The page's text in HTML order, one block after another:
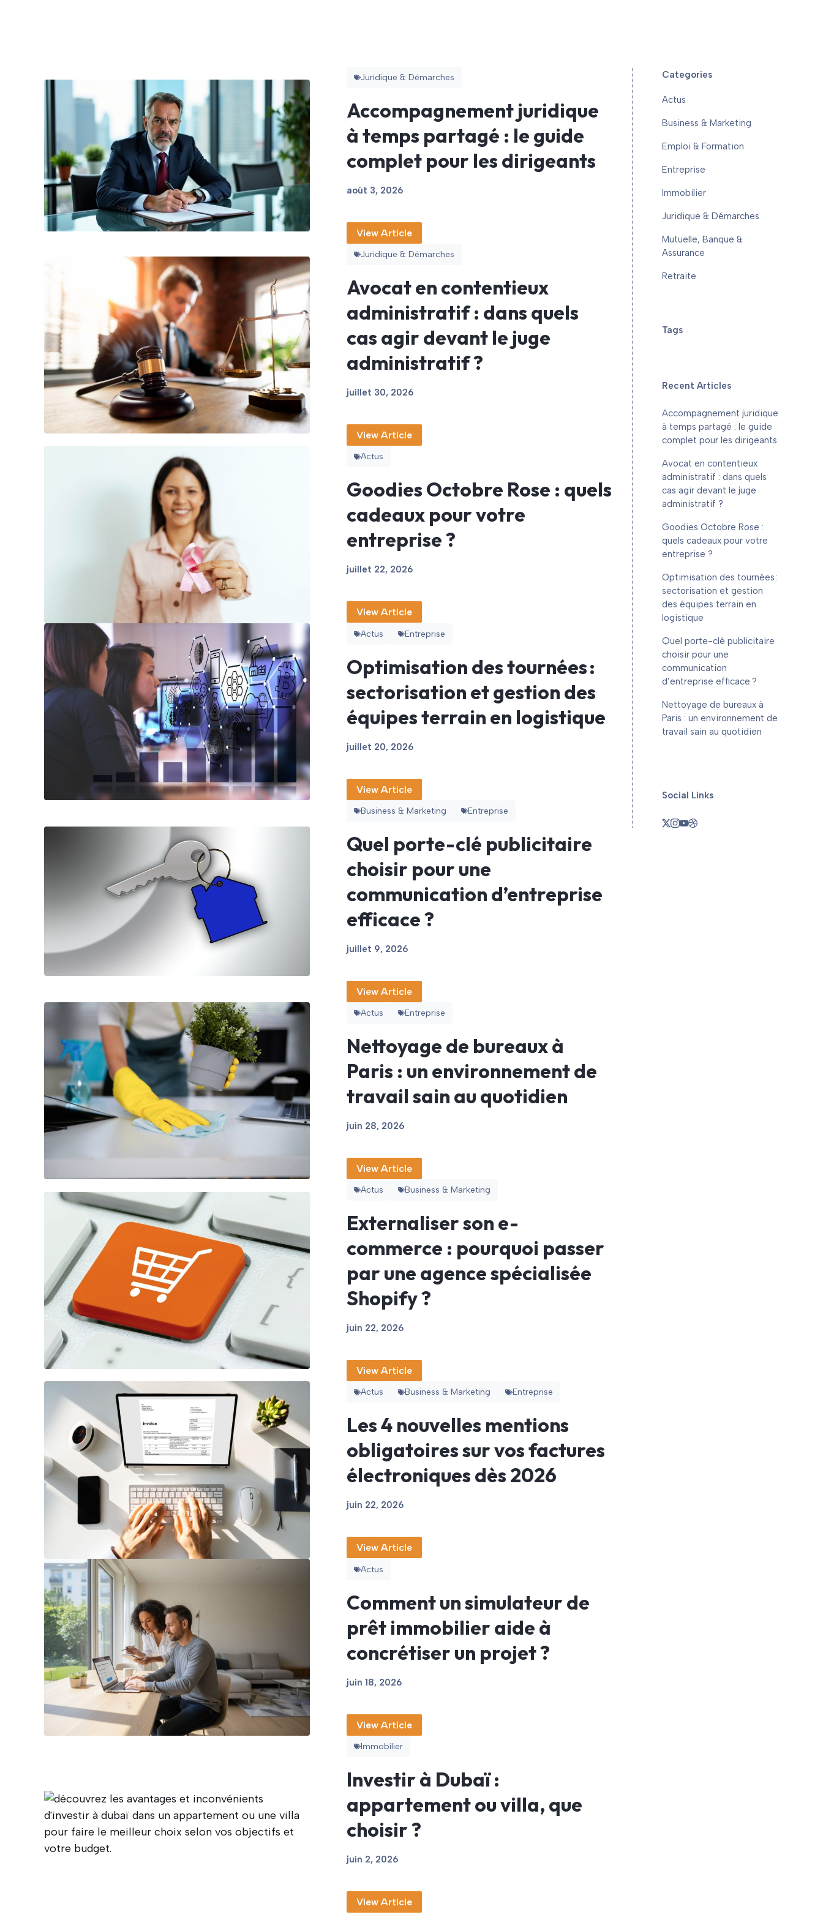
Juridique & Démarches
Accompagnement juridique
à temps partagé : le guide
complet pour les dirigeants
août 3, 2026
View Article
Juridique & Démarches
Avocat en contentieux
administratif : dans quels
cas agir devant le juge
administratif ?
juillet 30, 2026
View Article
Actus
Goodies Octobre Rose : quels
cadeaux pour votre
entreprise ?
juillet 22, 2026
View Article
Actus Entreprise
Optimisation des tournées :
sectorisation et gestion des
équipes terrain en logistique
juillet 20, 2026
View Article
Business & Marketing Entreprise
Quel porte-clé publicitaire
choisir pour une
communication d’entreprise
efficace ?
juillet 9, 2026
View Article
Actus Entreprise
Nettoyage de bureaux à
Paris : un environnement de
travail sain au quotidien
juin 28, 2026
View Article
Actus Business & Marketing
Externaliser son e-
commerce : pourquoi passer
par une agence spécialisée
Shopify ?
juin 22, 2026
View Article
Actus Business & Marketing Entreprise
Les 4 nouvelles mentions
obligatoires sur vos factures
électroniques dès 2026
juin 22, 2026
View Article
Actus
Comment un simulateur de
prêt immobilier aide à
concrétiser un projet ?
juin 18, 2026
View Article
Immobilier
Investir à Dubaï :
appartement ou villa, que
choisir ?
juin 2, 2026
View Article
Categories
Actus
Business & Marketing
Emploi & Formation
Entreprise
Immobilier
Juridique & Démarches
Mutuelle, Banque &
Assurance
Retraite
Tags
Recent Articles
Accompagnement juridique
à temps partagé : le guide
complet pour les dirigeants
Avocat en contentieux
administratif : dans quels
cas agir devant le juge
administratif ?
Goodies Octobre Rose :
quels cadeaux pour votre
entreprise ?
Optimisation des tournées :
sectorisation et gestion
des équipes terrain en
logistique
Quel porte-clé publicitaire
choisir pour une
communication
d’entreprise efficace ?
Nettoyage de bureaux à
Paris : un environnement de
travail sain au quotidien
Social Links